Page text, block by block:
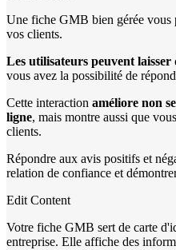
Une fiche GMB bien gérée vous
vos clients.
Les utilisateurs peuvent laisser
vous avez la possibilité de
Cette interaction améliore non
ligne, mais montre aussi que
clients.
Répondre aux avis positifs et
relation de confiance et
Edit Content
Votre fiche GMB sert de carte
entreprise. Elle affiche des